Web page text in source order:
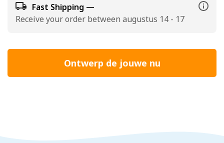
Fast Shipping —
Receive your order between augustus 14 - 17
Ontwerp de jouwe nu